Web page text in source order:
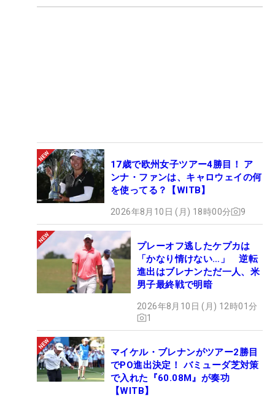
17歳で欧州女子ツアー4勝目！ ア
ンナ・ファンは、キャロウェイの何
を使ってる？【WITB】
2026年8月10日 (月) 18時00分 9
プレーオフ逃したケプカは
「かなり情けない…」 逆転
進出はブレナンただ一人、米
男子最終戦で明暗
2026年8月10日 (月) 12時01分
1
マイケル・ブレナンがツアー2勝目
でPO進出決定！ バミューダ芝対策
で入れた『60.08M』が奏功
【WITB】